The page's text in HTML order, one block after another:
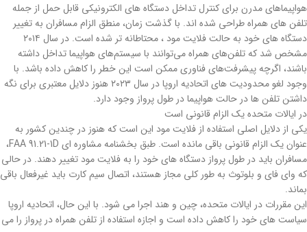
هواپیماهای مدرن برای کنترل تداخل دستگاه های الکترونیکی قابل حمل از جمله
تلفن های همراه طراحی شده اند. با گذشت زمان، منطق الزام مسافران به تغییر
دستگاه های خود به حالت فلایت مود ، محتاطانه تر شده است. در سال ۲۰۱۴
مشخص شد که تلفن‌های همراه می‌توانند با سیستم‌های هواپیما تداخل داشته
باشند، اگرچه پیشرفت‌های فناوری ممکن است این خطر را کاهش داده باشد. با
وجود لغو محدودیت های اتحادیه اروپا در سال ۲۰۲۳ هنوز دلایل معتبری برای نگه
داشتن تلفن ها در حالت هواپیما در طول پرواز وجود دارد.
در ایالات متحده یک الزام قانونی است
یکی از دلایل اصلی استفاده از فلایت مود این است که هنوز در چندین کشور به
عنوان یک الزام قانونی باقی مانده است. طبق بخشنامه مشاوره ای FAA 91.21-1D،
مسافران باید در طول پرواز دستگاه های خود را به فلایت مود تغییر دهند. در حالی
که وای فای و بلوتوث به طور کلی مجاز هستند، اتصال سیم کارت باید غیرفعال باقی
بماند.
این مقررات در ایالات متحده، چین و هند اجرا می شود. با این حال، اتحادیه اروپا
سیاست های خود را کاهش داده است و اجازه استفاده از تلفن همراه در پرواز را می